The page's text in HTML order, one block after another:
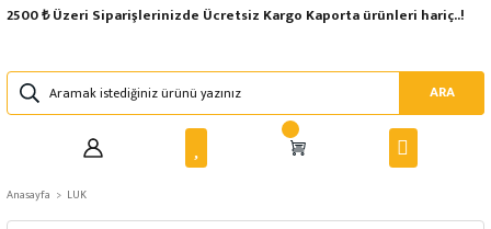
2500 ₺ Üzeri Siparişlerinizde Ücretsiz Kargo Kaporta ürünleri hariç..!
ARA
Anasayfa LUK